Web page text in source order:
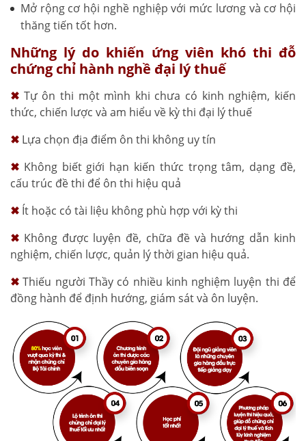
Mở rộng cơ hội nghề nghiệp với mức lương và cơ hội
thăng tiến tốt hơn.
Những lý do khiến ứng viên khó thi đỗ
chứng chỉ hành nghề đại lý thuế
✖ Tự ôn thi một mình khi chưa có kinh nghiệm, kiến
thức, chiến lược và am hiểu về kỳ thi đại lý thuế
✖ Lựa chọn địa điểm ôn thi không uy tín
✖ Không biết giới hạn kiến thức trọng tâm, dạng đề,
cấu trúc đề thi để ôn thi hiệu quả
✖ Ít hoặc có tài liệu không phù hợp với kỳ thi
✖ Không được luyện đề, chữa đề và hướng dẫn kinh
nghiệm, chiến lược, quản lý thời gian hiệu quả.
✖ Thiếu người Thầy có nhiều kinh nghiệm luyện thi để
đồng hành để định hướng, giám sát và ôn luyện.